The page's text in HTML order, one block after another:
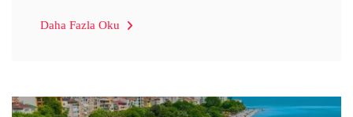
Daha Fazla Oku